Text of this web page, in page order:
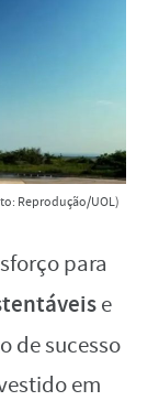
Reprodução/UOL)
para
e
de sucesso
em